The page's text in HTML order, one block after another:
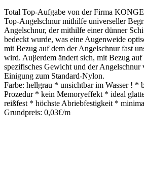
Total Top-Aufgabe von der Firma
Top-Angelschnur mithilfe universeller
Angelschnur, der mithilfe einer dünner
bedeckt wurde, was eine Augenweide
mit Bezug auf dem der Angelschnur fast
wird. Auβerdem ändert sich, mit Bezug auf
spezifisches Gewicht und der Angelschnur
Einigung zum Standard-Nylon.
Farbe: hellgrau * unsichtbar im Wasser ! *
Prozedur * kein Memoryeffekt * ideal
reißfest * höchste Abriebfestigkeit *
Grundpreis: 0,03€/m